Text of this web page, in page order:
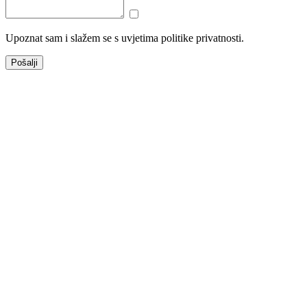
Upoznat sam i slažem se s uvjetima politike privatnosti.
Pošalji